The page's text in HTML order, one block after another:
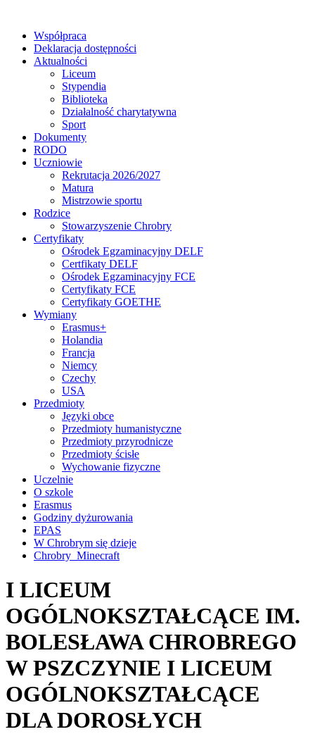
Współpraca
Deklaracja dostępności
Aktualności
Liceum
Stypendia
Biblioteka
Działalność charytatywna
Sport
Dokumenty
RODO
Uczniowie
Rekrutacja 2026/2027
Matura
Mistrzowie sportu
Rodzice
Stowarzyszenie Chrobry
Certyfikaty
Ośrodek Egzaminacyjny DELF
Certfikaty DELF
Ośrodek Egzaminacyjny FCE
Certyfikaty FCE
Certyfikaty GOETHE
Wymiany
Erasmus+
Holandia
Francja
Niemcy
Czechy
USA
Przedmioty
Języki obce
Przedmioty humanistyczne
Przedmioty przyrodnicze
Przedmioty ścisłe
Wychowanie fizyczne
Uczelnie
O szkole
Erasmus
Godziny dyżurowania
EPAS
W Chrobrym się dzieje
Chrobry_Minecraft
I LICEUM
OGÓLNOKSZTAŁCĄCE IM.
BOLESŁAWA CHROBREGO
W PSZCZYNIE I LICEUM
OGÓLNOKSZTAŁCĄCE
DLA DOROSŁYCH